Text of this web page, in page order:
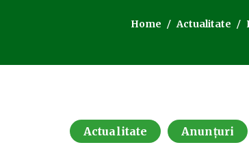
Home Actualitate
Actualitate Anunțuri